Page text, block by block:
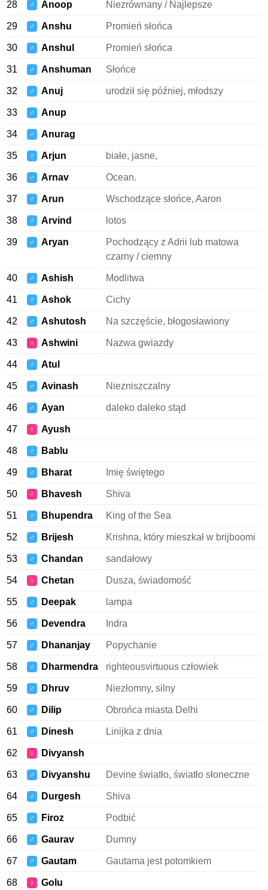
28 ♂ Anoop Niezrównany / Najlepsze
29 ♂ Anshu Promień słońca
30 ♂ Anshul Promień słońca
31 ♂ Anshuman Słońce
32 ♂ Anuj urodził się później, młodszy
33 ♂ Anup
34 ♂ Anurag
35 ♂ Arjun białe, jasne,
36 ♂ Arnav Ocean.
37 ♂ Arun Wschodzące słońce, Aaron
38 ♂ Arvind lotos
39 ♂ Aryan
Pochodzący z Adrii lub matowa
czarny / ciemny
40 ♂ Ashish Modlitwa
41 ♂ Ashok Cichy
42 ♂ Ashutosh Na szczęście, błogosławiony
43 ♀ Ashwini Nazwa gwiazdy
44 ♂ Atul
45 ♂ Avinash Niezniszczalny
46 ♂ Ayan daleko daleko stąd
47 ♀ Ayush
48 ♂ Bablu
49 ♂ Bharat Imię świętego
50 ♀ Bhavesh Shiva
51 ♂ Bhupendra King of the Sea
52 ♂ Brijesh Krishna, który mieszkał w brijboomi
53 ♂ Chandan sandałowy
54 ♀ Chetan Dusza, świadomość
55 ♂ Deepak lampa
56 ♂ Devendra Indra
57 ♂ Dhananjay Popychanie
58 ♂ Dharmendra righteousvirtuous człowiek
59 ♂ Dhruv Niezłomny, silny
60 ♂ Dilip Obrońca miasta Delhi
61 ♂ Dinesh Linijka z dnia
62 ♀ Divyansh
63 ♂ Divyanshu Devine światło, światło słoneczne
64 ♂ Durgesh Shiva
65 ♂ Firoz Podbić
66 ♂ Gaurav Dumny
67 ♂ Gautam Gautama jest potomkiem
68 ♀ Golu